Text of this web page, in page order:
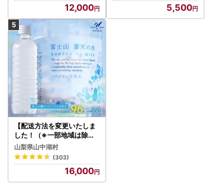
12,000 5,500
【配送方法を変更いたしま
した！（※一部地域は除く
）】＜ラベルレス＞富士山
蒼天の水 500ml×96本（４
ケース）YC001
山梨県山中湖村
(303)
16,000